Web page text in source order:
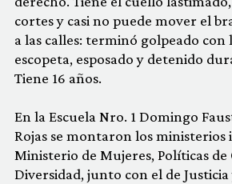
cortes y casi no puede mover el
a las calles: terminó golpeado con
escopeta, esposado y detenido
Tiene 16 años.
En la Escuela Nro. 1 Domingo
Rojas se montaron los ministerios
Ministerio de Mujeres, Políticas de
Diversidad, junto con el de